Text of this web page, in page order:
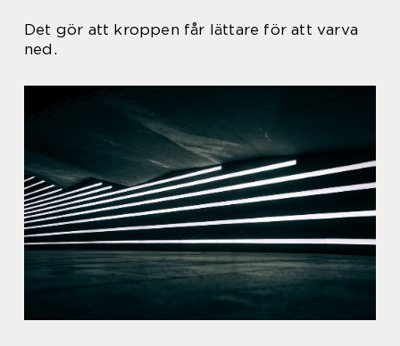
Det gör att kroppen får lättare för att varva
ned.